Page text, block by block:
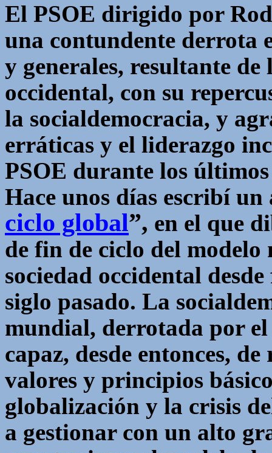
El PSOE dirigido por
una contundente derrota
y generales, resultante
occidental, con su
la socialdemocracia, y
erráticas y el liderazgo
PSOE durante los
Hace unos días escribí
ciclo global”, en el que
de fin de ciclo del
sociedad occidental
siglo pasado. La
mundial, derrotada por
capaz, desde entonces,
valores y principios
globalización y la crisis
a gestionar con un alto